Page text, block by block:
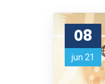
08
jun 21